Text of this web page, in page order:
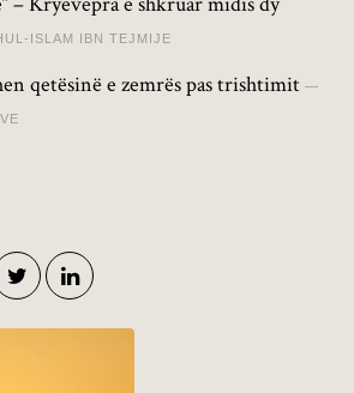
ISLAM IBN TEJMIJE
qetësinë e zemrës pas trishtimit